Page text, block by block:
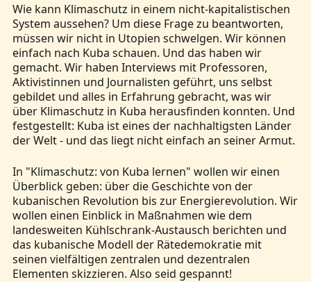
Wie kann Klimaschutz in einem nicht-kapitalistischen
System aussehen? Um diese Frage zu beantworten,
müssen wir nicht in Utopien schwelgen. Wir können
einfach nach Kuba schauen. Und das haben wir
gemacht. Wir haben Interviews mit Professoren,
Aktivistinnen und Journalisten geführt, uns selbst
gebildet und alles in Erfahrung gebracht, was wir
über Klimaschutz in Kuba herausfinden konnten. Und
festgestellt: Kuba ist eines der nachhaltigsten Länder
der Welt - und das liegt nicht einfach an seiner Armut.
In "Klimaschutz: von Kuba lernen" wollen wir einen
Überblick geben: über die Geschichte von der
kubanischen Revolution bis zur Energierevolution. Wir
wollen einen Einblick in Maßnahmen wie dem
landesweiten Kühlschrank-Austausch berichten und
das kubanische Modell der Rätedemokratie mit
seinen vielfältigen zentralen und dezentralen
Elementen skizzieren. Also seid gespannt!